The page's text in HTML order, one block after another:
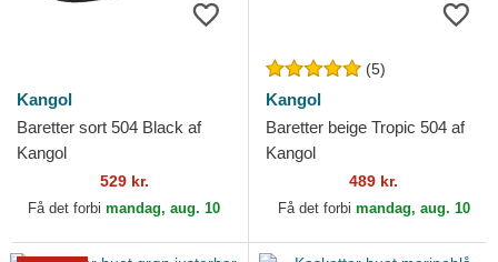
Kangol
Baretter sort 504 Black af
Kangol
529 kr.
Få det forbi mandag, aug. 10
(5)
Kangol
Baretter beige Tropic 504 af
Kangol
489 kr.
Få det forbi mandag, aug. 10